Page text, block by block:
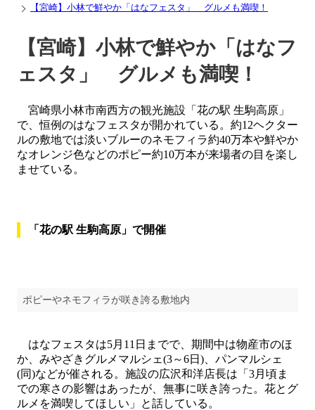
【宮崎】小林で鮮やか「はなフェスタ」 グルメも満喫！
【宮崎】小林で鮮やか「はなフ
ェスタ」 グルメも満喫！
宮崎県小林市南西方の観光施設「花の駅 生駒高原」
で、恒例のはなフェスタが開かれている。約12ヘクター
ルの敷地では淡いブルーのネモフィラ約40万本や鮮やか
なオレンジ色などのポピー約10万本が来場者の目を楽し
ませている。
「花の駅 生駒高原」で開催
ポピーやネモフィラが咲き誇る敷地内
はなフェスタは5月11日までで、期間中は物産市のほ
か、みやざきグルメマルシェ(3～6日)、パンマルシェ
(同)などが催される。施設の広沢和洋店長は「3月頃ま
での寒さの影響はあったが、無事に咲き誇った。花とグ
ルメを満喫してほしい」と話している。